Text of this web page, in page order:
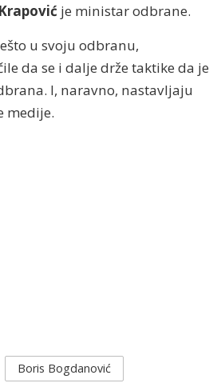
je ministar odbrane.
u svoju odbranu,
da se i dalje drže taktike da je
I, naravno, nastavljaju
medije.
Boris Bogdanović